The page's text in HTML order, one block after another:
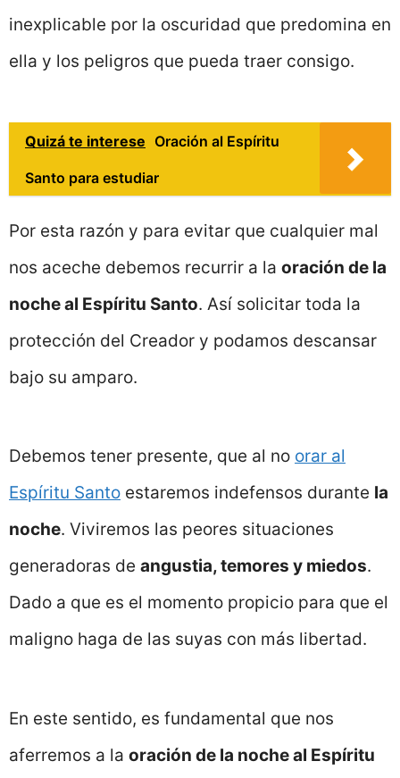
inexplicable por la oscuridad que predomina en
ella y los peligros que pueda traer consigo.
Quizá te interese Oración al Espíritu
Santo para estudiar
Por esta razón y para evitar que cualquier mal
nos aceche debemos recurrir a la oración de la
noche al Espíritu Santo. Así solicitar toda la
protección del Creador y podamos descansar
bajo su amparo.
Debemos tener presente, que al no orar al
Espíritu Santo estaremos indefensos durante la
noche. Viviremos las peores situaciones
generadoras de angustia, temores y miedos.
Dado a que es el momento propicio para que el
maligno haga de las suyas con más libertad.
En este sentido, es fundamental que nos
aferremos a la oración de la noche al Espíritu